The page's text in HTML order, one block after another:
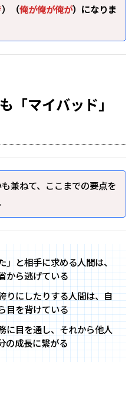
）（俺が俺が俺が）になりま
「マイバッド」
兼ねて、ここまでの要点を
」と相手に求める人間は、
から逃げている
りにしたりする人間は、自
目を背けている
に目を通し、それから他人
の成長に繋がる